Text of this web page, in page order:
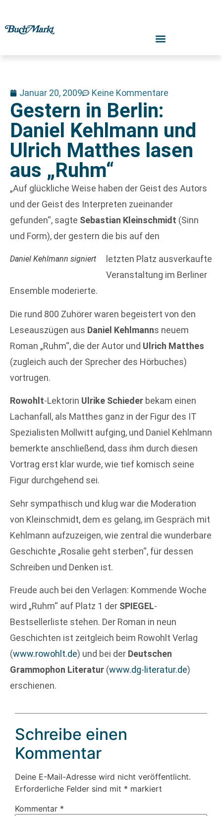
Januar 20, 2009 Keine Kommentare
Gestern in Berlin:
Daniel Kehlmann und
Ulrich Matthes lasen
aus „Ruhm“
„Auf glückliche Weise haben der Geist des Autors
und der Geist des Interpreten zueinander
gefunden“, sagte Sebastian Kleinschmidt (Sinn
und Form), der gestern die bis auf den
Daniel Kehlmann signiert
letzten Platz ausverkaufte
Veranstaltung im Berliner
Ensemble moderierte.
Die rund 800 Zuhörer waren begeistert von den
Leseauszügen aus Daniel Kehlmanns neuem
Roman „Ruhm“, die der Autor und Ulrich Matthes
(zugleich auch der Sprecher des Hörbuches)
vortrugen.
Rowohlt-Lektorin Ulrike Schieder bekam einen
Lachanfall, als Matthes ganz in der Figur des IT
Spezialisten Mollwitt aufging, und Daniel Kehlmann
bemerkte anschließend, dass ihm durch diesen
Vortrag erst klar wurde, wie tief komisch seine
Figur durchgehend sei.
Sehr sympathisch und klug war die Moderation
von Kleinschmidt, dem es gelang, im Gespräch mit
Kehlmann aufzuzeigen, wie zentral die wunderbare
Geschichte „Rosalie geht sterben“, für dessen
Schreiben und Denken ist.
Freude auch bei den Verlagen: Kommende Woche
wird „Ruhm“ auf Platz 1 der SPIEGEL-
Bestsellerliste stehen. Der Roman in neun
Geschichten ist zeitgleich beim Rowohlt Verlag
(www.rowohlt.de) und bei der Deutschen
Grammophon Literatur (www.dg-literatur.de)
erschienen.
Schreibe einen
Kommentar
Deine E-Mail-Adresse wird nicht veröffentlicht.
Erforderliche Felder sind mit * markiert
Kommentar *